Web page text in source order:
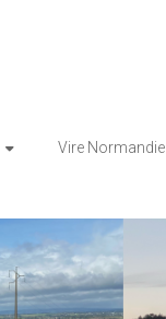
Vire Normandie